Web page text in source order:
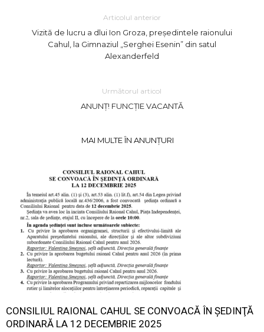
Articolul anterior
Vizită de lucru a dlui Ion Groza, președintele raionului
Cahul, la Gimnaziul „Serghei Esenin” din satul
Alexanderfeld
Următorul articol
ANUNȚ! FUNCȚIE VACANTĂ
MAI MULTE ÎN ANUNȚURI
CONSILIUL RAIONAL CAHUL SE CONVOACĂ ÎN ŞEDINŢĂ
ORDINARĂ LA 12 DECEMBRIE 2025